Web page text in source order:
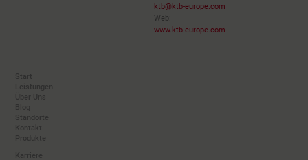
ktb@ktb-europe.com
Web:
www.ktb-europe.com
Start
Leistungen
Über Uns
Blog
Standorte
Kontakt
Produkte
Karriere